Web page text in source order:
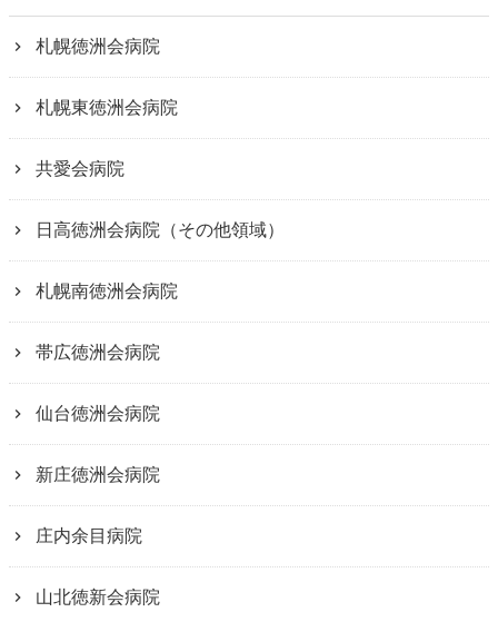
札幌徳洲会病院
札幌東徳洲会病院
共愛会病院
日高徳洲会病院（その他領域）
札幌南徳洲会病院
帯広徳洲会病院
仙台徳洲会病院
新庄徳洲会病院
庄内余目病院
山北徳新会病院